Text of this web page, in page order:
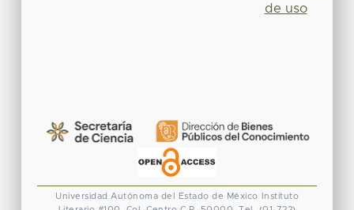
de uso
Universidad Autónoma del Estado de México
Instituto